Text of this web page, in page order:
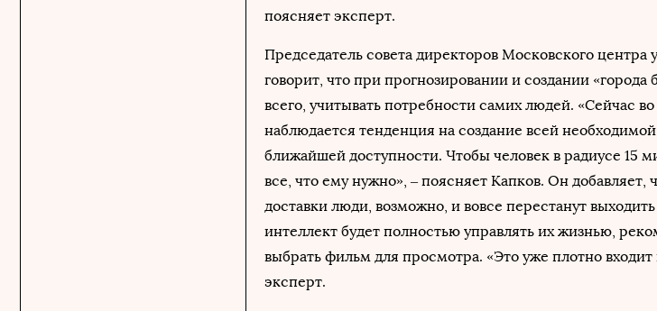
поясняет эксперт.
Председатель совета директоров Московского центра
говорит, что при прогнозировании и создании
всего, учитывать потребности самих людей. «Сейчас
наблюдается тенденция на создание всей
ближайшей доступности. Чтобы человек в радиусе 15
все, что ему нужно», – поясняет Капков. Он добавляет,
доставки люди, возможно, и вовсе перестанут
интеллект будет полностью управлять их жизнью,
выбрать фильм для просмотра. «Это уже плотно
эксперт.